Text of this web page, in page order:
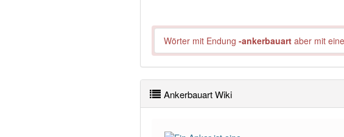
Wörter mit Endung -ankerbauart aber mit
Ankerbauart Wiki